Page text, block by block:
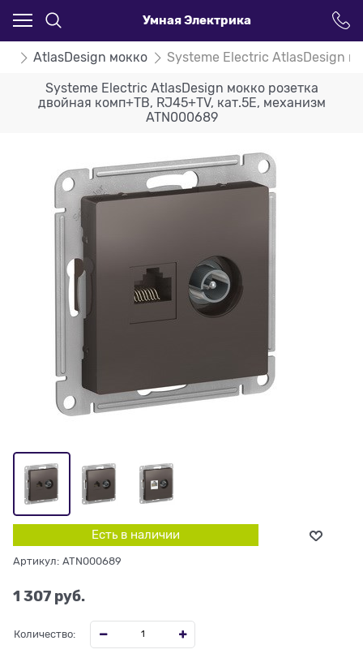
Умная Электрика
AtlasDesign мокко Systeme Electric AtlasDesign
Systeme Electric AtlasDesign мокко розетка
двойная комп+ТВ, RJ45+TV, кат.5E, механизм
ATN000689
Есть в наличии
Артикул: ATN000689
1 307 руб.
Количество: